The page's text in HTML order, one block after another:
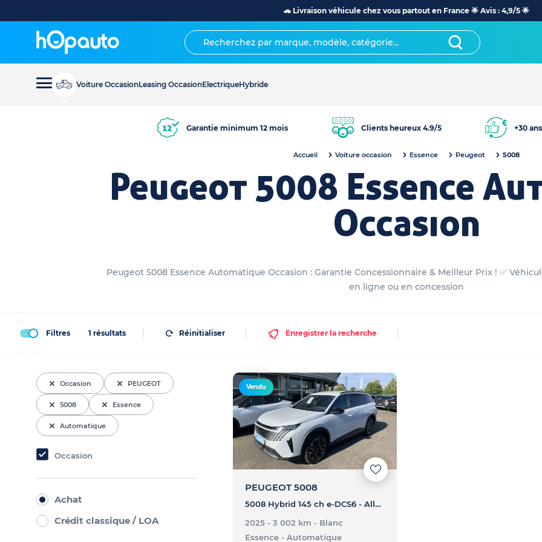
🚗 Livraison véhicule chez vous partout en France 🌟 Avis : 4,9/5 🌟
Voiture OccasionLeasing OccasionElectriqueHybride
Garantie minimum 12 mois Clients heureux 4.9/5 +30
Accueil Voiture occasion Essence Peugeot 5008
Peugeot 5008 Essence
Occasion
Peugeot 5008 Essence Automatique Occasion : Garantie Concessionnaire & Meilleur Prix ! ✅
en ligne ou en concession
Filtres 1 résultats Réinitialiser Enregistrer la recherche
Occasion PEUGEOT
5008 Essence
Automatique
Occasion
Achat
Crédit classique / LOA
Vendu
PEUGEOT 5008
5008 Hybrid 145 ch e-DCS6 - Allure
2025 - 3 002 km - Blanc
Essence- Automatique